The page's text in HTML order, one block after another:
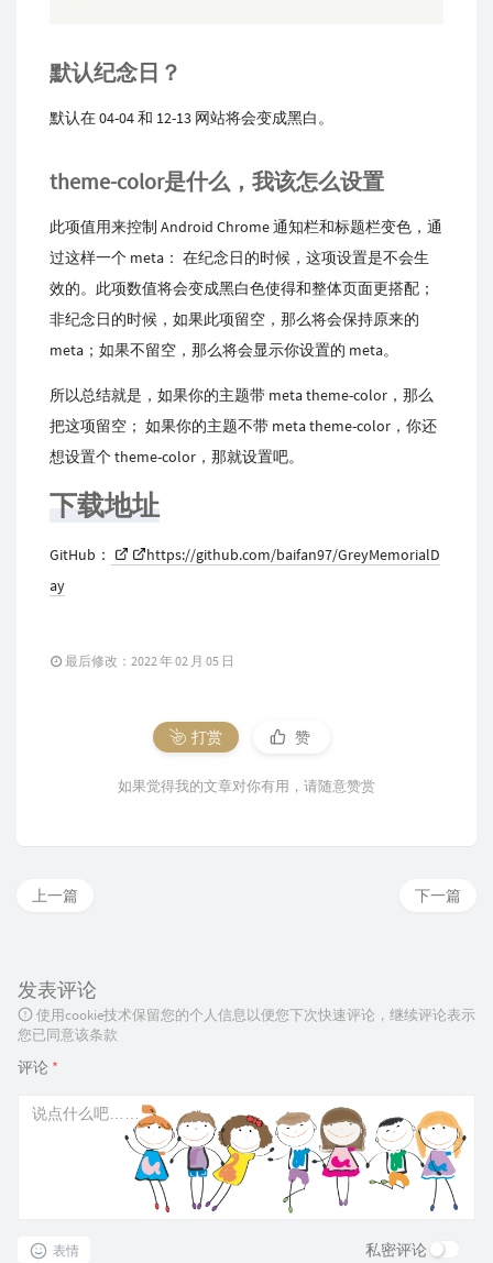
默认纪念日？
默认在 04-04 和 12-13 网站将会变成黑白。
theme-color是什么，我该怎么设置
此项值用来控制 An­droid Chrome 通知栏和标题栏变色，通
过这样一个 meta： 在纪念日的时候，这项设置是不会生
效的。此项数值将会变成黑白色使得和整体页面更搭配；
非纪念日的时候，如果此项留空，那么将会保持原来的
meta；如果不留空，那么将会显示你设置的 meta。
所以总结就是，如果你的主题带 meta theme-color，那么
把这项留空； 如果你的主题不带 meta theme-color，你还
想设置个 theme-color，那就设置吧。
下载地址
GitHub：
https://github.com/baifan97/GreyMemorialD
ay
最后修改：2022 年 02 月 05 日
打赏 赞
如果觉得我的文章对你有用，请随意赞赏
下一篇
上一篇
发表评论
使用cookie技术保留您的个人信息以便您下次快速评论，继续评论表示
您已同意该条款
评论 *
表情 私密评论